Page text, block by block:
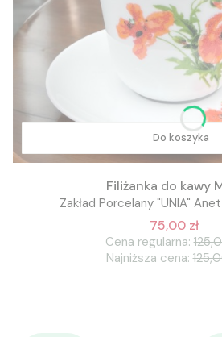
Do koszyka
Filiżanka do kawy
Zakład Porcelany "UNIA"
75,00 zł
Cena regularna:
Najniższa cena: